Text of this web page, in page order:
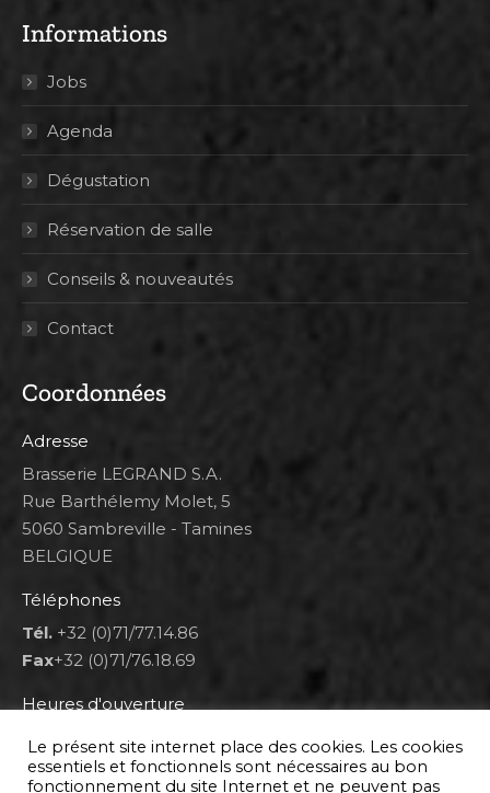
Informations
Jobs
Agenda
Dégustation
Réservation de salle
Conseils & nouveautés
Contact
Coordonnées
Adresse
Brasserie LEGRAND S.A.
Rue Barthélemy Molet, 5
5060 Sambreville - Tamines
BELGIQUE
Téléphones
Tél. +32 (0)71/77.14.86
Fax+32 (0)71/76.18.69
Heures d'ouverture
Lun 8h00-12h00 et 12h30-14h30
Mar au ven 8h00-12h00 et 12h30-17h00
Le présent site internet place des cookies. Les cookies
essentiels et fonctionnels sont nécessaires au bon
fonctionnement du site Internet et ne peuvent pas